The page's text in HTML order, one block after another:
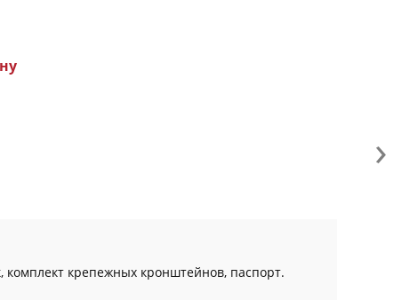
комплект крепежных кронштейнов, паспорт.
›